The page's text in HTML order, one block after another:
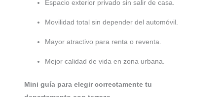
Espacio exterior privado sin salir de casa.
Movilidad total sin depender del automóvil.
Mayor atractivo para renta o reventa.
Mejor calidad de vida en zona urbana.
Mini guía para elegir correctamente tu